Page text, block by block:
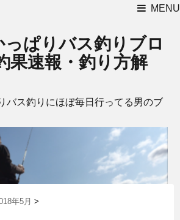
MENU
っぱりバス釣りブロ
果速報・釣り方解
バス釣りにほぼ毎日行ってる男のブ
年5月 >